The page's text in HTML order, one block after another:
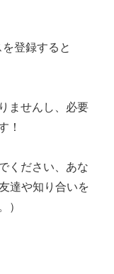
登録すると
ませんし、必要
！
ください、あな
達や知り合いを
）